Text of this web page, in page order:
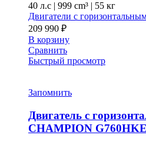
40 л.с | 999 cm³ | 55 кг
Двигатели с
209 990 ₽
В корзину
Сравнить
Быстрый просмотр
Запомнить
Двигатель с
CHAMPION G760HKE